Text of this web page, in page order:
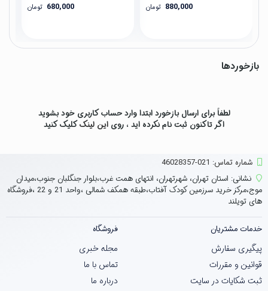
880,000 تومان 680,000 تومان
بازخوردها
لطفاً برای ارسال بازخورد ابتدا وارد حساب کاربری خود بشوید
اگر تاکنون ثبت نام نکرده اید ، روی این لینککلیک کنید
شماره تماس‌: 021-46028357
نشانی: استان تهران، شهرتهران، انتهای همت غرب،بلوار جنگلبان جنوب،میدان
موج،مرکز خرید سرزمین کودک آفتاب،طبقه همکف شمالی ،واحد 21 و 22 ،فروشگاه
های تویلند
خدمات مشتریان
پیگیری سفارش
قوانین و مقررات
ثبت شکایات در سایت
فروشگاه
مجله خبری
تماس با ما
درباره ما